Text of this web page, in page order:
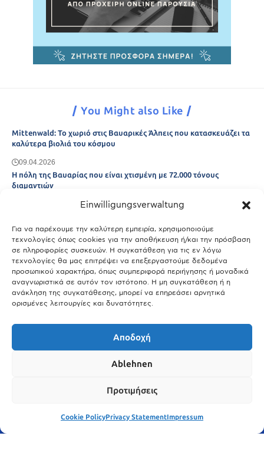
Einwilligungsverwaltung
Για να παρέχουμε την καλύτερη εμπειρία, χρησιμοποιούμε
τεχνολογίες όπως cookies για την αποθήκευση ή/και την πρόσβαση
σε πληροφορίες συσκευών. Η συγκατάθεση για τις εν λόγω
τεχνολογίες θα μας επιτρέψει να επεξεργαστούμε δεδομένα
προσωπικού χαρακτήρα, όπως συμπεριφορά περιήγησης ή μοναδικά
αναγνωριστικά σε αυτόν τον ιστότοπο. Η μη συγκατάθεση ή η
ανάκληση της συγκατάθεσης, μπορεί να επηρεάσει αρνητικά
ορισμένες λειτουργίες και δυνατότητες.
Αποδοχή
Ablehnen
Προτιμήσεις
Cookie PolicyPrivacy StatementImpressum
You Might also Like
Mittenwald: Το χωριό στις Βαυαρικές Άλπεις που κατασκευάζει τα
καλύτερα βιολιά του κόσμου
09.04.2026
Η πόλη της Βαυαρίας που είναι χτισμένη με 72.000 τόνους
διαμαντιών
Χριστουγέννων»
09.04.2026
Το γερμανικό χωριό όπου το ενοίκιο κοστίζει μόλις 0,88€ τον
χρόνο και η προσευχή είναι υποχρεωτική
09.04.2026